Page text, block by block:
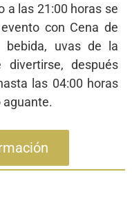
a las 21:00 horas se
con Cena de
bebida, uvas de la
después
las 04:00 horas
aguante.